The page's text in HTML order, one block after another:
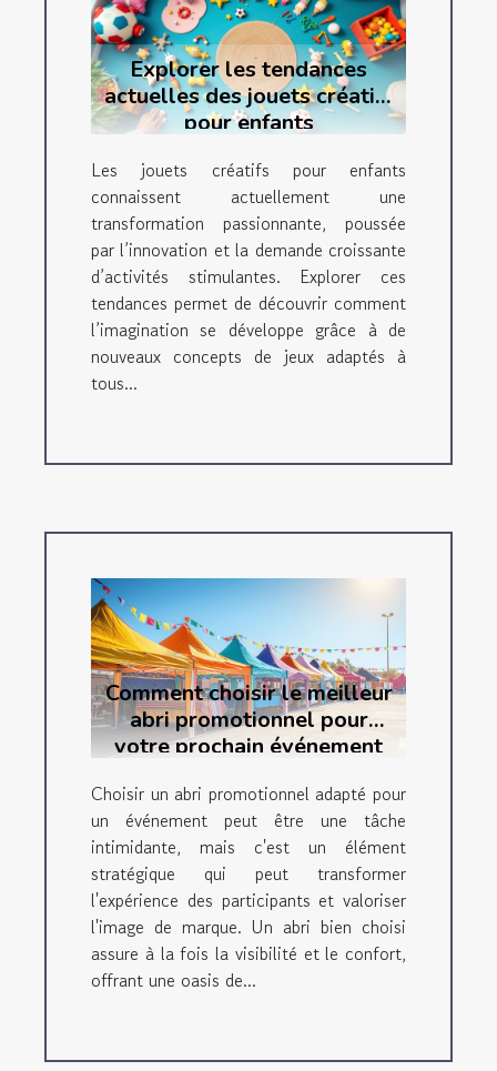
Explorer les tendances
actuelles des jouets créatifs
pour enfants
Les jouets créatifs pour enfants
connaissent actuellement une
transformation passionnante, poussée
par l’innovation et la demande croissante
d’activités stimulantes. Explorer ces
tendances permet de découvrir comment
l’imagination se développe grâce à de
nouveaux concepts de jeux adaptés à
tous...
Comment choisir le meilleur
abri promotionnel pour
votre prochain événement
Choisir un abri promotionnel adapté pour
un événement peut être une tâche
intimidante, mais c'est un élément
stratégique qui peut transformer
l'expérience des participants et valoriser
l'image de marque. Un abri bien choisi
assure à la fois la visibilité et le confort,
offrant une oasis de...